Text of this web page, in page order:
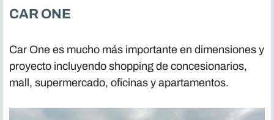
CAR ONE
Car One es mucho más importante en dimensiones y
proyecto incluyendo shopping de concesionarios,
mall, supermercado, oficinas y apartamentos.